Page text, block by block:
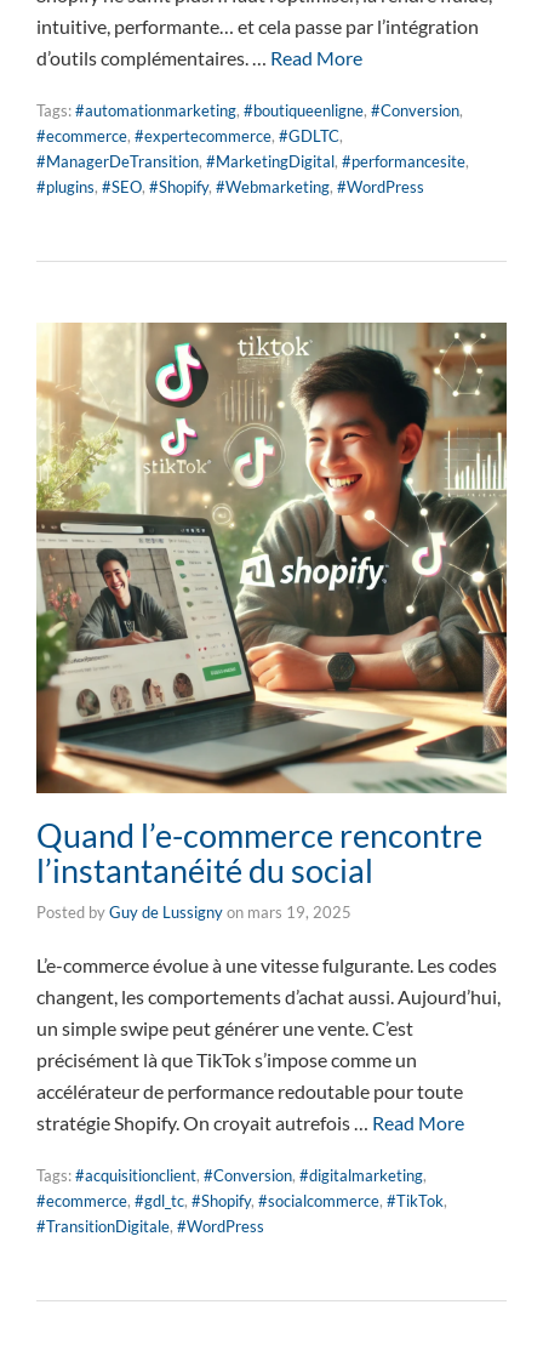
intuitive, performante… et cela passe par l’intégration
d’outils complémentaires. … Read More
Tags:#automationmarketing, #boutiqueenligne, #Conversion,
#ecommerce, #expertecommerce, #GDLTC,
#ManagerDeTransition, #MarketingDigital, #performancesite,
#plugins, #SEO, #Shopify, #Webmarketing, #WordPress
Quand l’e-commerce rencontre
l’instantanéité du social
Posted byGuy de Lussignyon mars 19, 2025
L’e-commerce évolue à une vitesse fulgurante. Les codes
changent, les comportements d’achat aussi. Aujourd’hui,
un simple swipe peut générer une vente. C’est
précisément là que TikTok s’impose comme un
accélérateur de performance redoutable pour toute
stratégie Shopify. On croyait autrefois … Read More
Tags:#acquisitionclient, #Conversion, #digitalmarketing,
#ecommerce, #gdl_tc, #Shopify, #socialcommerce, #TikTok,
#TransitionDigitale, #WordPress